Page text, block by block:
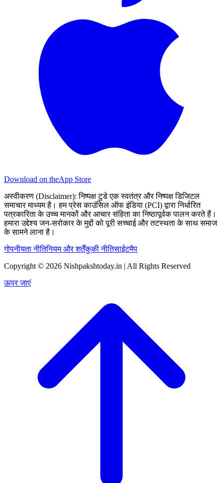
Download on theApp Store
अस्वीकरण (Disclaimer): निष्पक्ष टुडे एक स्वतंत्र और निष्पक्ष डिजिटल
समाचार माध्यम है। हम प्रेस काउंसिल ऑफ इंडिया (PCI) द्वारा निर्धारित
पत्रकारिता के उच्च मानकों और आचार संहिता का निष्ठापूर्वक पालन करते हैं।
हमारा उद्देश्य जन-सरोकार के मुद्दों को पूरी सच्चाई और तटस्थता के साथ समाज
के सामने लाना है।
गोपनीयता नीतिनियम और शर्तेंकुकी नीतिसाईटमैप
Copyright © 2026 Nishpakshtoday.in | All Rights Reserved
ऊपर जाएं